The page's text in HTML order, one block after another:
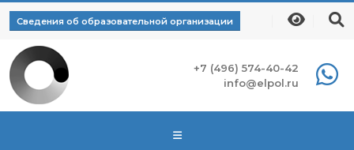
Сведения об образовательной организации
+7 (496) 574-40-42
info@elpol.ru